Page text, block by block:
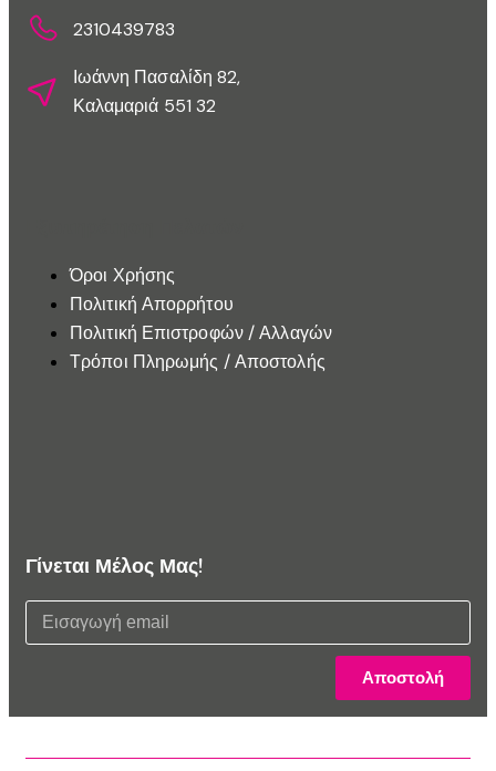
2310439783
Ιωάννη Πασαλίδη 82,
Καλαμαριά 551 32
Όροι Χρήσης
Πολιτική Απορρήτου
Πολιτική Επιστροφών / Αλλαγών
Τρόποι Πληρωμής / Αποστολής
Γίνεται Μέλος Μας!
Αποστολή